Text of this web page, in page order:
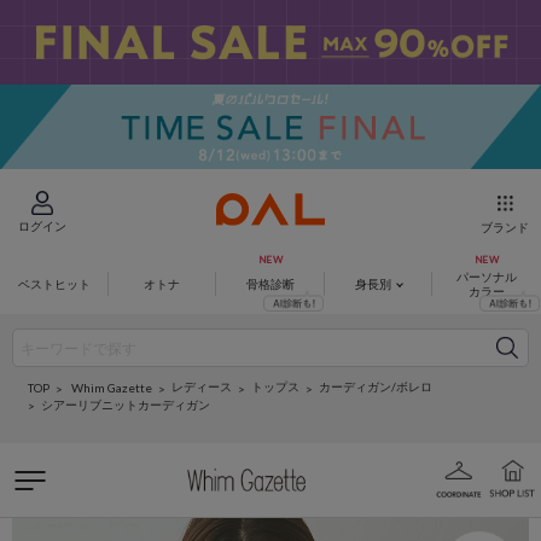
ログイン ブランド
ベストヒット オトナ 骨格診断 身長別
パーソナル
カラー
TOP Whim Gazette レディース トップス
カーディガン/ボレロ
シアーリブニットカーディガン